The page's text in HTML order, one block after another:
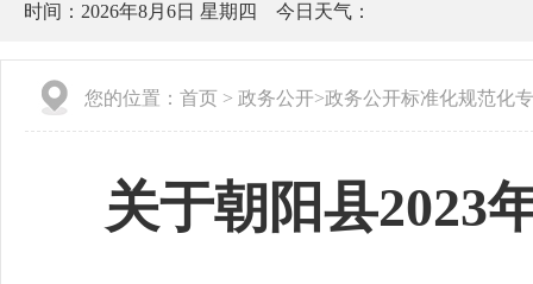
时间： 2026年8月6日 星期四 今日天气：
您的位置： 首页 > 政务公开>政务公开标准化规范化
关于朝阳县2023